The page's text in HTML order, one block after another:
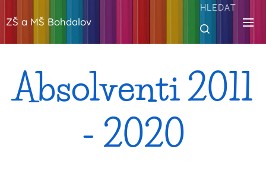
ZŠ a MŠ Bohdalov
HLEDAT
Absolventi 2011
- 2020